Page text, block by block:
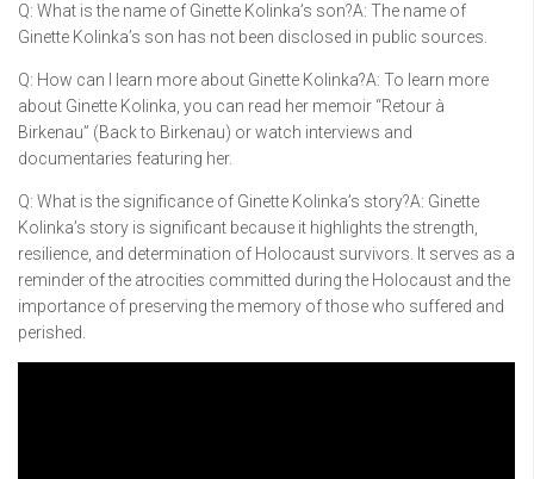
Q: What is the name of Ginette Kolinka’s son?A: The name of
Ginette Kolinka’s son has not been disclosed in public sources.
Q: How can I learn more about Ginette Kolinka?A: To learn more
about Ginette Kolinka, you can read her memoir “Retour à
Birkenau” (Back to Birkenau) or watch interviews and
documentaries featuring her.
Q: What is the significance of Ginette Kolinka’s story?A: Ginette
Kolinka’s story is significant because it highlights the strength,
resilience, and determination of Holocaust survivors. It serves as a
reminder of the atrocities committed during the Holocaust and the
importance of preserving the memory of those who suffered and
perished.